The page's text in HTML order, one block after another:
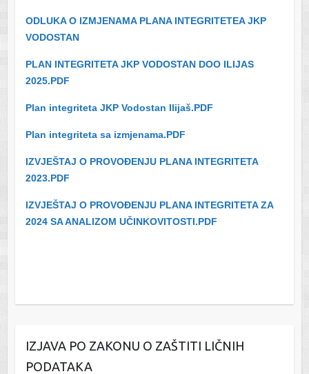
ODLUKA O IZMJENAMA PLANA INTEGRITETEA JKP
VODOSTAN
PLAN INTEGRITETA JKP VODOSTAN DOO ILIJAS
2025.PDF
Plan integriteta JKP Vodostan Ilijaš.PDF
Plan integriteta sa izmjenama.PDF
IZVJEŠTAJ O PROVOĐENJU PLANA INTEGRITETA
2023.PDF
IZVJEŠTAJ O PROVOĐENJU PLANA INTEGRITETA ZA
2024 SA ANALIZOM UČINKOVITOSTI.PDF
IZJAVA PO ZAKONU O ZAŠTITI LIČNIH
PODATAKA